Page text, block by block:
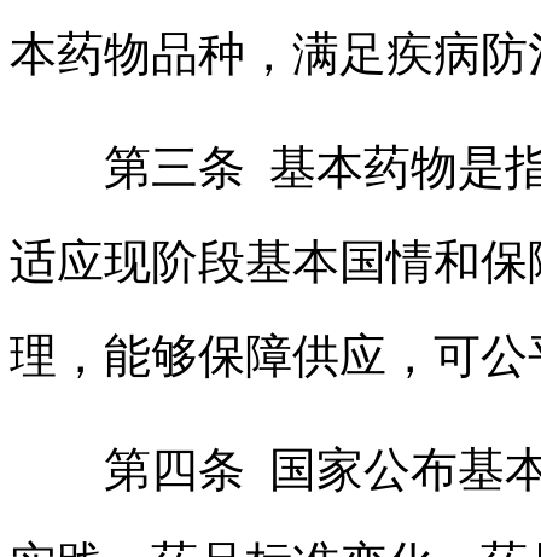
本药物品种，满足疾病
第三条 基本药物是指
适应现阶段基本国情和
理，能够保障供应，可
第四条 国家公布基